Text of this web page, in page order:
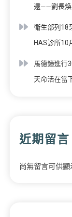
遠——劉長煥
衛生部列18
HAS診所10
馬德鐘進行
天命活在當
近期留言
尚無留言可供顯